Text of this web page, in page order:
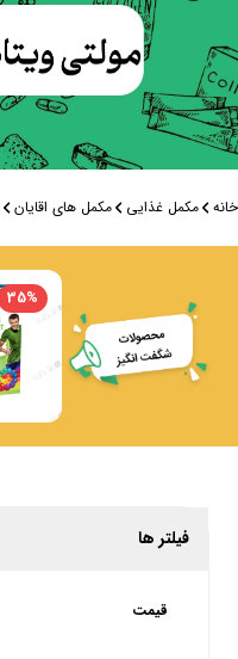
خانه مکمل غذایی مکمل های اقایان
35%
فیلتر ها
قیمت